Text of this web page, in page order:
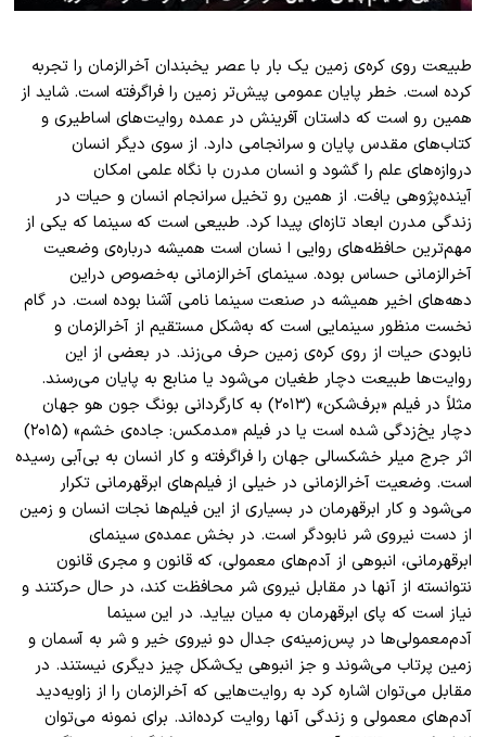
طبیعت روی کرهی زمین یک بار با عصر یخبندان آخرالزمان را تجربه
کرده است. خطر پایان عمومی پیشتر زمین را فراگرفته است. شاید از
همین رو است که داستان آفرینش در عمده روایتهای اساطیری و
کتابهای مقدس پایان و سرانجامی دارد. از سوی دیگر انسان
دروازههای علم را گشود و انسان مدرن با نگاه علمی امکان
آیندهپژوهی یافت. از همین رو تخیل سرانجام انسان و حیات در
زندگی مدرن ابعاد تازهای پیدا کرد. طبیعی است که سینما که یکی از
مهمترین حافظههای روایی ا نسان است همیشه دربارهی وضعیت
آخرالزمانی حساس بوده. سینمای آخرالزمانی بهخصوص دراین
دهههای اخیر همیشه در صنعت سینما نامی آشنا بوده است. در گام
نخست منظور سینمایی است که بهشکل مستقیم از آخرالزمان و
نابودی حیات از روی کرهی زمین حرف میزند. در بعضی از این
روایتها طبیعت دچار طغیان میشود یا منابع به پایان میرسند.
مثلاً در فیلم «برف
شکن» (۲۰۱۳) به کارگردانی بونگ جون هو جهان
دچار یخزدگی شده است یا در فیلم «مدمکس: جاده
ی خشم» (۲۰۱۵)
اثر جرج میلر خشکسالی جهان را فراگرفته و کار انسان به بیآبی رسیده
است. وضعیت آخرالزمانی در خیلی از فیلمهای ابرقهرمانی تکرار
میشود و کار ابرقهرمان در بسیاری از این فیلمها نجات انسان و زمین
از دست نیروی شر نابودگر است. در بخش عمدهی سینمای
ابرقهرمانی، انبوهی از آدمهای معمولی، که قانون و مجری قانون
نتوانسته از آنها در مقابل نیروی شر محافظت کند، در حال حرکتند و
نیاز است که پای ابرقهرمان به میان بیاید. در این سینما
آدممعمولیها در پسزمینهی جدال دو نیروی خیر و شر به آسمان و
زمین پرتاب میشوند و جز انبوهی یکشکل چیز دیگری نیستند. در
مقابل میتوان اشاره کرد به روایتهایی که آخرالزمان را از زاویهدید
آدمهای معمولی و زندگی آنها روایت کردهاند. برای نمونه میتوان